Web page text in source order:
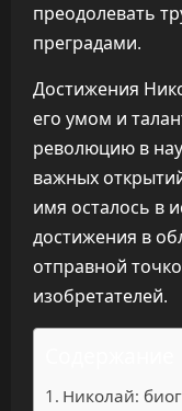
преодолевать
преградами.
Достижения
его умом и
революцию в
важных
имя осталось в
достижения в
отправной
изобретателей.
Николай: